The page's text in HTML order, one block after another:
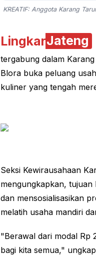
KREATIF: Anggota Karang
LingkarJateng
tergabung dalam
Blora buka peluang
kuliner yang tengah
Seksi Kewirausahaan
mengungkapkan,
dan mensosialisasikan
melatih usaha mandiri
"Berawal dari modal Rp
bagi kita semua,"